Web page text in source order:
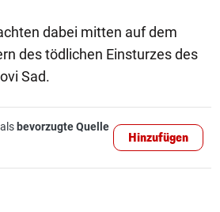
dabei mitten auf dem
des tödlichen Einsturzes des
Sad.
bevorzugte Quelle
Hinzufügen